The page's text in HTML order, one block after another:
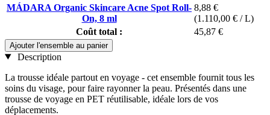
MÁDARA Organic Skincare Acne Spot Roll-
On, 8 ml
8,88 €
(1.110,00 € / L)
Coût total :
45,87 €
Ajouter l'ensemble au panier
Description
La trousse idéale partout en voyage - cet ensemble fournit tous les
soins du visage, pour faire rayonner la peau. Présentés dans une
trousse de voyage en PET réutilisable, idéale lors de vos
déplacements.